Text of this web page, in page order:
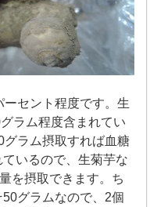
セント程度です。生
ラム程度含まれてい
グラム摂取すれば血糖
いるので、生菊芋な
を摂取できます。ち
グラムなので、2個